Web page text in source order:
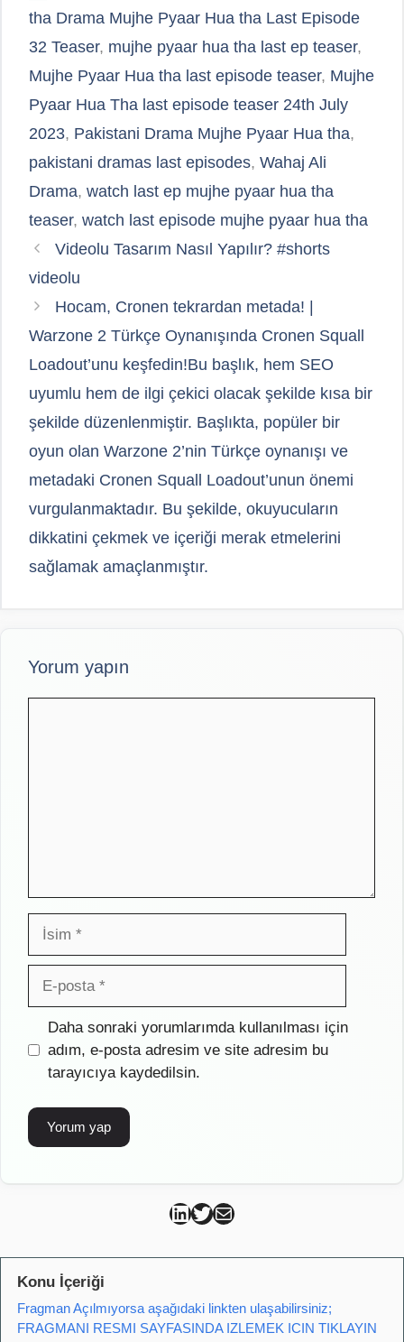
tha Drama Mujhe Pyaar Hua tha Last Episode
32 Teaser, mujhe pyaar hua tha last ep teaser,
Mujhe Pyaar Hua tha last episode teaser, Mujhe
Pyaar Hua Tha last episode teaser 24th July
2023, Pakistani Drama Mujhe Pyaar Hua tha,
pakistani dramas last episodes, Wahaj Ali
Drama, watch last ep mujhe pyaar hua tha
teaser, watch last episode mujhe pyaar hua tha
Videolu Tasarım Nasıl Yapılır? #shorts
videolu
Hocam, Cronen tekrardan metada! |
Warzone 2 Türkçe Oynanışında Cronen Squall
Loadout’unu keşfedin!Bu başlık, hem SEO
uyumlu hem de ilgi çekici olacak şekilde kısa bir
şekilde düzenlenmiştir. Başlıkta, popüler bir
oyun olan Warzone 2’nin Türkçe oynanışı ve
metadaki Cronen Squall Loadout’unun önemi
vurgulanmaktadır. Bu şekilde, okuyucuların
dikkatini çekmek ve içeriği merak etmelerini
sağlamak amaçlanmıştır.
Yorum yapın
İsim
posta
İnternet
sitesi
Daha sonraki yorumlarımda kullanılması için
adım, e-posta adresim ve site adresim bu
tarayıcıya kaydedilsin.
Can Kütahya Linkedin
Can Kütahya Twitter
Can Kütahya Mail
Konu İçeriği
Fragman Açılmıyorsa aşağıdaki linkten ulaşabilirsiniz;
FRAGMANI RESMI SAYFASINDA IZLEMEK ICIN TIKLAYIN